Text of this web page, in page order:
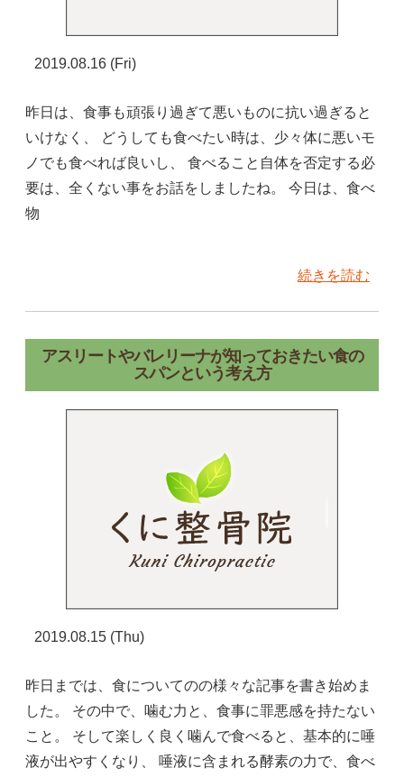
2019.08.16 (Fri)
昨日は、食事も頑張り過ぎて悪いものに抗い過ぎると
いけなく、 どうしても食べたい時は、少々体に悪いモ
ノでも食べれば良いし、 食べること自体を否定する必
要は、全くない事をお話をしましたね。 今日は、食べ
物
続きを読む
アスリートやバレリーナが知っておきたい食の
スパンという考え方
2019.08.15 (Thu)
昨日までは、食についてのの様々な記事を書き始めま
した。 その中で、噛む力と、食事に罪悪感を持たない
こと。 そして楽しく良く噛んで食べると、基本的に唾
液が出やすくなり、 唾液に含まれる酵素の力で、食べ